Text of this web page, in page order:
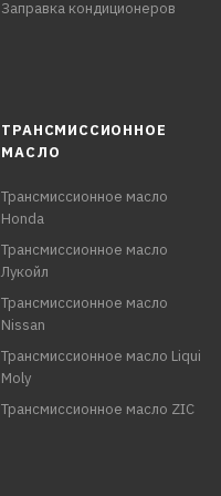
Заправка кондиционеров
ТРАНСМИССИОННОЕ
МАСЛО
Трансмиссионное масло
Honda
Трансмиссионное масло
Лукойл
Трансмиссионное масло
Nissan
Трансмиссионное масло Liqui
Moly
Трансмиссионное масло ZIC